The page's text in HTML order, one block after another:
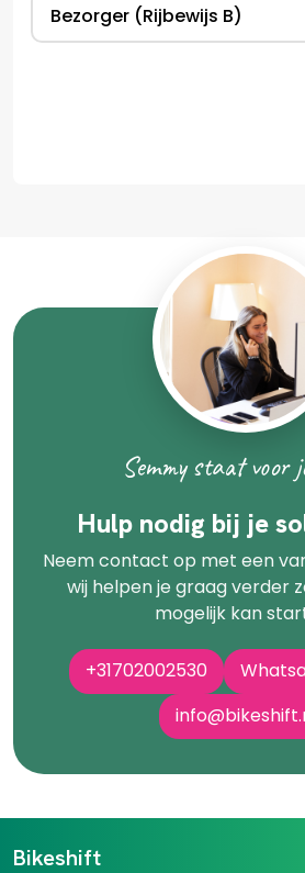
Bezorger (Rijbewijs B)
Semmy staat voor
Hulp nodig bij je
Neem contact op met een
wij helpen je graag verder
mogelijk kan
+31702002530
Bikeshift